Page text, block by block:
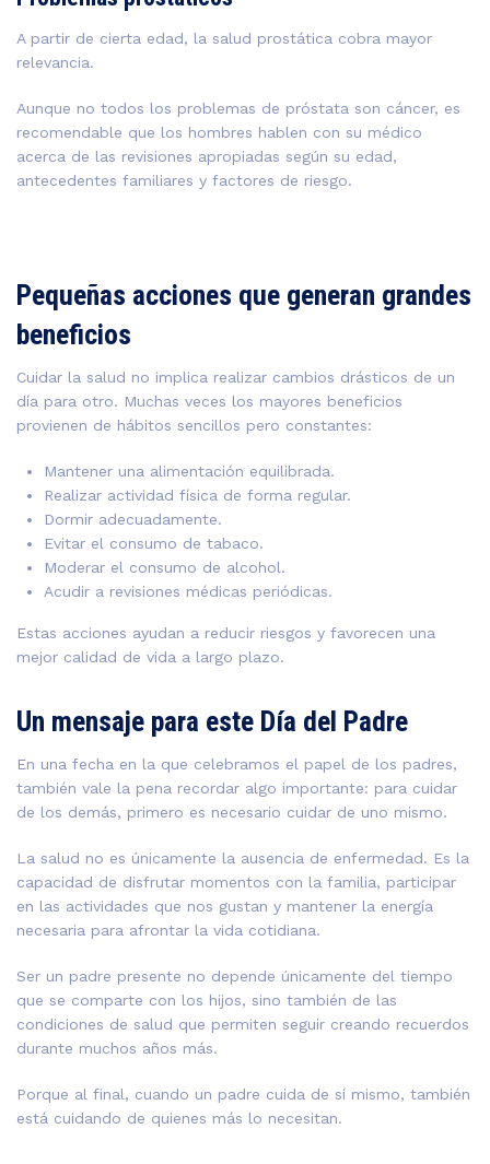
A partir de cierta edad, la salud prostática cobra mayor
relevancia.
Aunque no todos los problemas de próstata son cáncer, es
recomendable que los hombres hablen con su médico
acerca de las revisiones apropiadas según su edad,
antecedentes familiares y factores de riesgo.
Pequeñas acciones que generan grandes
beneficios
Cuidar la salud no implica realizar cambios drásticos de un
día para otro. Muchas veces los mayores beneficios
provienen de hábitos sencillos pero constantes:
Mantener una alimentación equilibrada.
Realizar actividad física de forma regular.
Dormir adecuadamente.
Evitar el consumo de tabaco.
Moderar el consumo de alcohol.
Acudir a revisiones médicas periódicas.
Estas acciones ayudan a reducir riesgos y favorecen una
mejor calidad de vida a largo plazo.
Un mensaje para este Día del Padre
En una fecha en la que celebramos el papel de los padres,
también vale la pena recordar algo importante: para cuidar
de los demás, primero es necesario cuidar de uno mismo.
La salud no es únicamente la ausencia de enfermedad. Es la
capacidad de disfrutar momentos con la familia, participar
en las actividades que nos gustan y mantener la energía
necesaria para afrontar la vida cotidiana.
Ser un padre presente no depende únicamente del tiempo
que se comparte con los hijos, sino también de las
condiciones de salud que permiten seguir creando recuerdos
durante muchos años más.
Porque al final, cuando un padre cuida de sí mismo, también
está cuidando de quienes más lo necesitan.